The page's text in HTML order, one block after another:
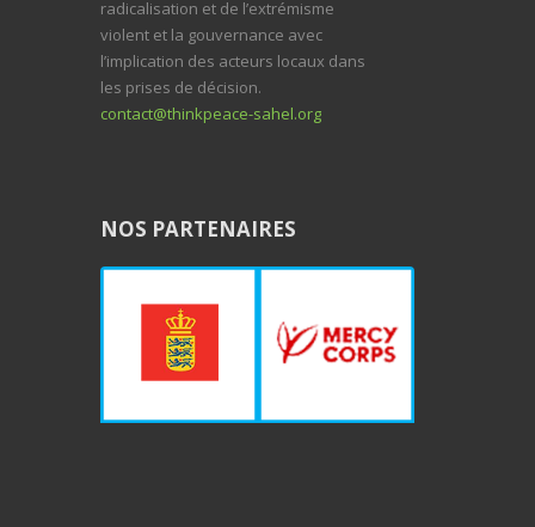
radicalisation et de l’extrémisme
violent et la gouvernance avec
l’implication des acteurs locaux dans
les prises de décision.
contact@thinkpeace-sahel.org
NOS PARTENAIRES